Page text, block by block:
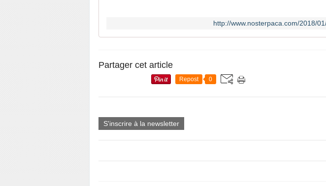
http://www.nosterpaca.com/2018/
Partager cet article
Repost 0
S'inscrire à la newsletter